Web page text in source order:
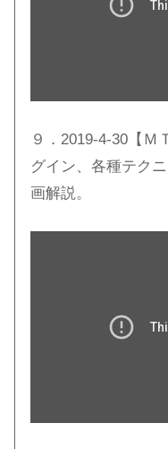
９．2019-4-30【Ｍ
グイン、各種テク
画解説。